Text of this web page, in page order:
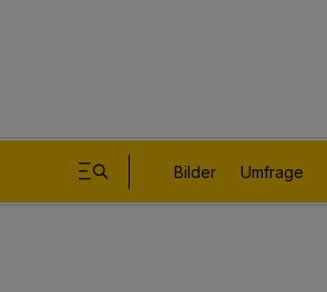
Bilder Umfrage